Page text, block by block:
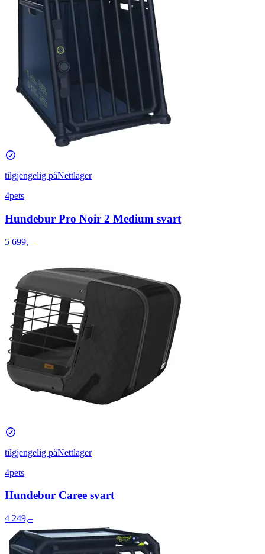
tilgjengelig påNettlager
4pets
Hundebur Pro Noir 2 Medium svart
5 699,–
tilgjengelig påNettlager
4pets
Hundebur Caree svart
4 249,–